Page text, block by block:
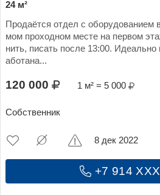
24 м²
Продаётся отдел с
мом проходном месте на первом
нить, писать после 13:00.
аботана...
120 000 1 м² = 5 000
Собственник
+7 914
8 дек 2022